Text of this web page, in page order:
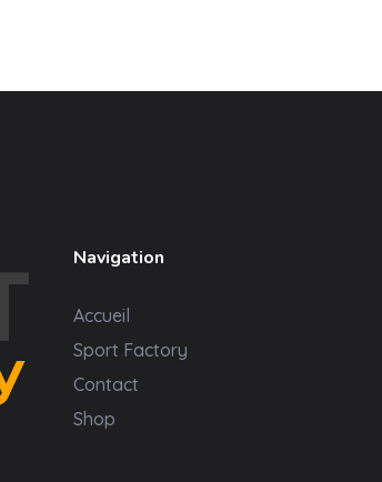
Navigation
Accueil
Sport Factory
Contact
Shop